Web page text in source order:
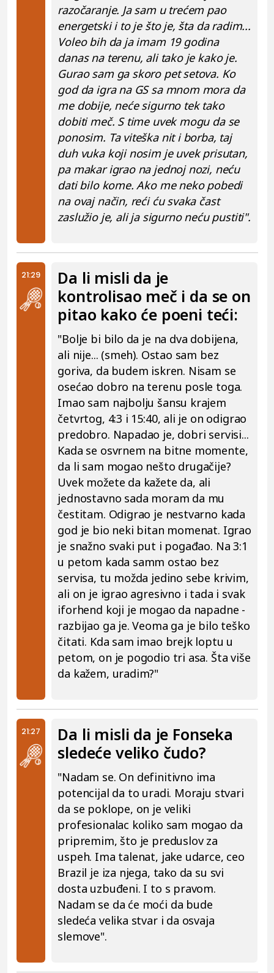
razočaranje. Ja sam u trećem pao
energetski i to je što je, šta da radim...
Voleo bih da ja imam 19 godina
danas na terenu, ali tako je kako je.
Gurao sam ga skoro pet setova. Ko
god da igra na GS sa mnom mora da
me dobije, neće sigurno tek tako
dobiti meč. S time uvek mogu da se
ponosim. Ta viteška nit i borba, taj
duh vuka koji nosim je uvek prisutan,
pa makar igrao na jednoj nozi, neću
dati bilo kome. Ako me neko pobedi
na ovaj način, reći ću svaka čast
zaslužio je, ali ja sigurno neću pustiti".
21:29
Da li misli da je
kontrolisao meč i da se on
pitao kako će poeni teći:
"Bolje bi bilo da je na dva dobijena,
ali nije... (smeh). Ostao sam bez
goriva, da budem iskren. Nisam se
osećao dobro na terenu posle toga.
Imao sam najbolju šansu krajem
četvrtog, 4:3 i 15:40, ali je on odigrao
predobro. Napadao je, dobri servisi...
Kada se osvrnem na bitne momente,
da li sam mogao nešto drugačije?
Uvek možete da kažete da, ali
jednostavno sada moram da mu
čestitam. Odigrao je nestvarno kada
god je bio neki bitan momenat. Igrao
je snažno svaki put i pogađao. Na 3:1
u petom kada samm ostao bez
servisa, tu možda jedino sebe krivim,
ali on je igrao agresivno i tada i svak
iforhend koji je mogao da napadne -
razbijao ga je. Veoma ga je bilo teško
čitati. Kda sam imao brejk loptu u
petom, on je pogodio tri asa. Šta više
da kažem, uradim?"
21:27
Da li misli da je Fonseka
sledeće veliko čudo?
"Nadam se. On definitivno ima
potencijal da to uradi. Moraju stvari
da se poklope, on je veliki
profesionalac koliko sam mogao da
pripremim, što je preduslov za
uspeh. Ima talenat, jake udarce, ceo
Brazil je iza njega, tako da su svi
dosta uzbuđeni. I to s pravom.
Nadam se da će moći da bude
sledeća velika stvar i da osvaja
slemove".